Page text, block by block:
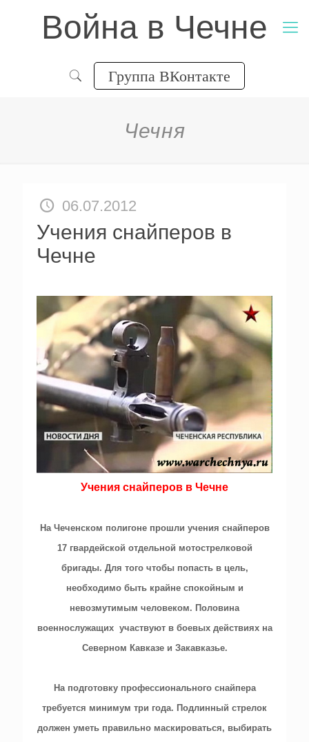
Война в Чечне
Группа ВКонтакте
Чечня
06.07.2012
Учения снайперов в
Чечне
Учения снайперов в Чечне
На Чеченском полигоне прошли учения снайперов
17 гвардейской отдельной мотострелковой
бригады. Для того чтобы попасть в цель,
необходимо быть крайне спокойным и
невозмутимым человеком. Половина
военнослужащих участвуют в боевых действиях на
Северном Кавказе и Закавказье.
На подготовку профессионального снайпера
требуется минимум три года. Подлинный стрелок
должен уметь правильно маскироваться, выбирать